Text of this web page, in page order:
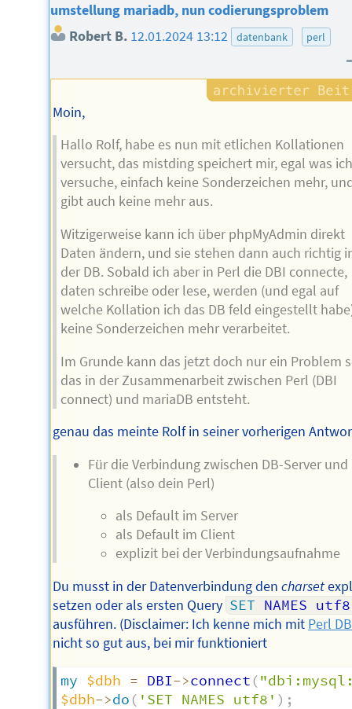
umstellung mariadb, nun codierungsproblem
Robert B. 12.01.2024 13:12 datenbank perl
Moin,
Hallo Rolf, habe es nun mit etlichen Kollationen
versucht, das mistding speichert mir, egal was ich
versuche, einfach keine Sonderzeichen mehr,
gibt auch keine mehr aus.
Witzigerweise kann ich über phpMyAdmin direkt
Daten ändern, und sie stehen dann auch richtig
der DB. Sobald ich aber in Perl die DBI connecte,
daten schreibe oder lese, werden (und egal auf
welche Kollation ich das DB feld eingestellt
keine Sonderzeichen mehr verarbeitet.
Im Grunde kann das jetzt doch nur ein Problem
das in der Zusammenarbeit zwischen Perl (DBI
connect) und mariaDB entsteht.
genau das meinte Rolf in seiner vorherigen
Für die Verbindung zwischen DB-Server und
Client (also dein Perl)
als Default im Server
als Default im Client
explizit bei der Verbindungsaufnahme
Du musst in der Datenverbindung dencharset
setzen oder als ersten Query SET NAMES utf8
ausführen. (Disclaimer: Ich kenne mich mit Perl
nicht so gut aus, bei mir funktioniert
my $dbh = DBI->connect (
$dbh->do ( 'SET NAMES utf8' ) ;